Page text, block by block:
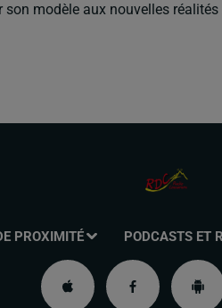
modèle aux nouvelles
PROXIMITÉ PODCASTS ET